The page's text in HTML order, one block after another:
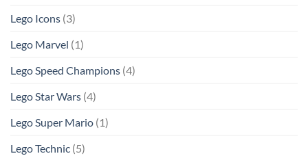
Lego Icons (3)
Lego Marvel (1)
Lego Speed Champions (4)
Lego Star Wars (4)
Lego Super Mario (1)
Lego Technic (5)